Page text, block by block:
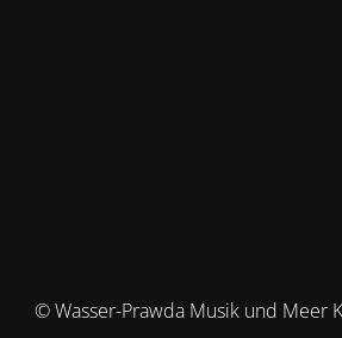
© Wasser-Prawda Musik und Meer